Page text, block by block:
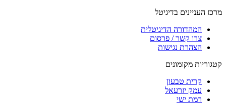
מרכז העניינים בדיגיטל
המהדורה הדיגיטלית
צרו קשר / פרסום
הצהרת נגישות
קטגוריות מקומונים
קרית טבעון
עמק יזרעאל
רמת ישי